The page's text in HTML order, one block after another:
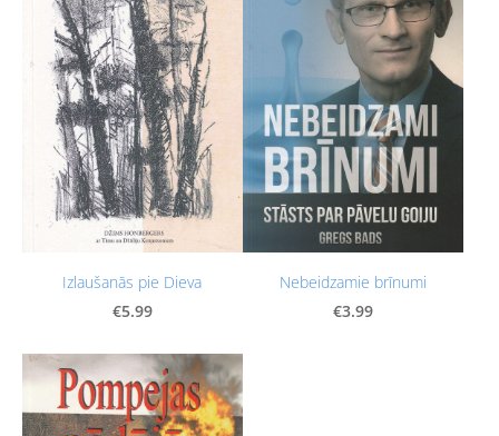
Izlaušanās pie Dieva
€5.99
Nebeidzamie brīnumi
€3.99